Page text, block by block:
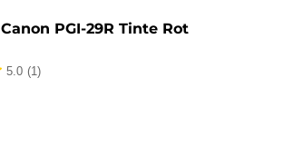
Canon PGI-29R Tinte Rot
5.0 (1)